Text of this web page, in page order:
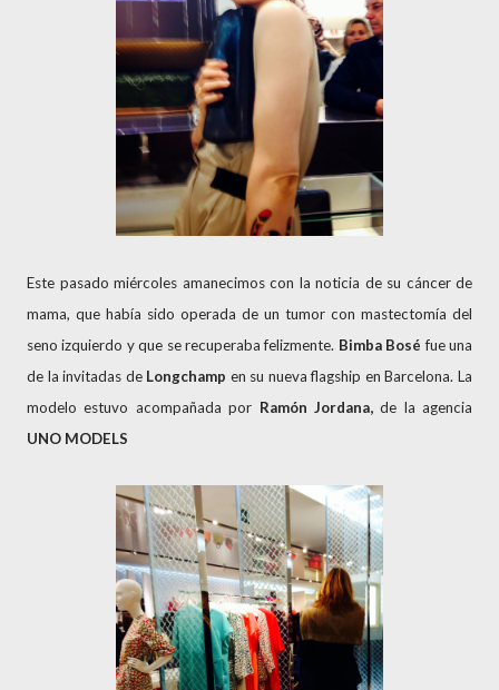
Este pasado miércoles amanecimos con la noticia de su cáncer de
mama, que había sido operada de un tumor con mastectomía del
seno izquierdo y que se recuperaba felizmente. Bimba Boséfue una
de la invitadas de Longchamp en su nueva flagship en Barcelona. La
modelo estuvo acompañada por Ramón Jordana,de la agencia
UNO MODELS